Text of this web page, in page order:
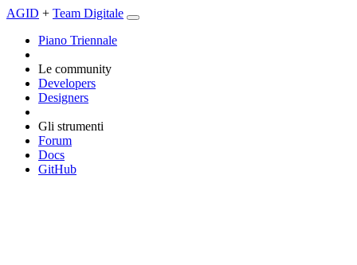
AGID + Team Digitale
Piano Triennale
Le community
Developers
Designers
Gli strumenti
Forum
Docs
GitHub